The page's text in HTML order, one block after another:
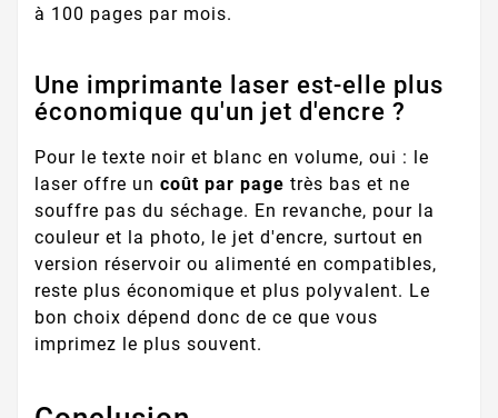
à 100 pages par mois.
Une imprimante laser est-elle plus
économique qu'un jet d'encre ?
Pour le texte noir et blanc en volume, oui : le
laser offre un coût par page très bas et ne
souffre pas du séchage. En revanche, pour la
couleur et la photo, le jet d'encre, surtout en
version réservoir ou alimenté en compatibles,
reste plus économique et plus polyvalent. Le
bon choix dépend donc de ce que vous
imprimez le plus souvent.